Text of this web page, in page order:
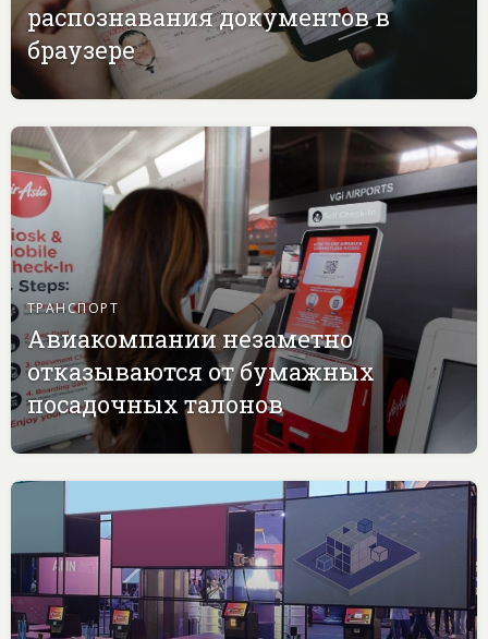
распознавания документов в
браузере
ТРАНСПОРТ
Авиакомпании незаметно
отказываются от бумажных
посадочных талонов